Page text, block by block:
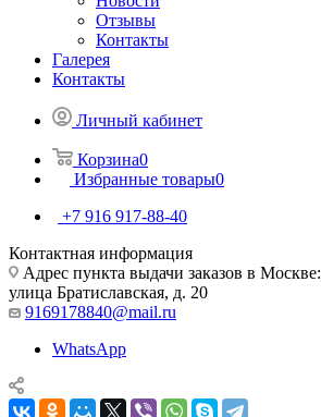
Отзывы
Контакты
Галерея
Контакты
Личный кабинет
Корзина0
Избранные товары0
+7 916 917-88-40
Контактная информация
Адрес пункта выдачи заказов в Москве:
улица Братиславская, д. 20
9169178840@mail.ru
WhatsApp